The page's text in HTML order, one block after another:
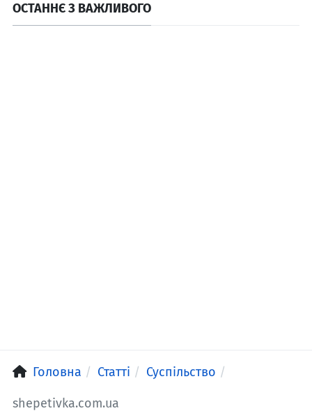
ОСТАННЄ З ВАЖЛИВОГО
Головна Статті Суспільство
shepetivka.com.ua